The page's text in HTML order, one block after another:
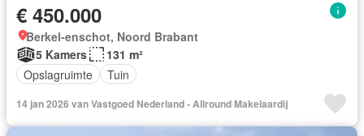
€ 450.000
Berkel-enschot, Noord Brabant
5 Kamers
131 m²
Opslagruimte
Tuin
14 jan 2026 van Vastgoed Nederland - Allround Makelaardij